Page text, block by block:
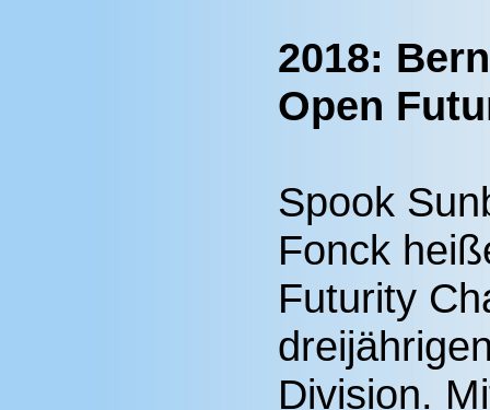
2018:
Open
Spook
Fonck
Futurity
Division.